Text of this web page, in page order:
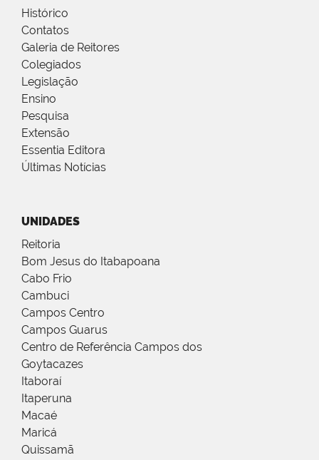
Histórico
Contatos
Galeria de Reitores
Colegiados
Legislação
Ensino
Pesquisa
Extensão
Essentia Editora
Últimas Notícias
UNIDADES
Reitoria
Bom Jesus do Itabapoana
Cabo Frio
Cambuci
Campos Centro
Campos Guarus
Centro de Referência Campos dos
Goytacazes
Itaboraí
Itaperuna
Macaé
Maricá
Quissamã